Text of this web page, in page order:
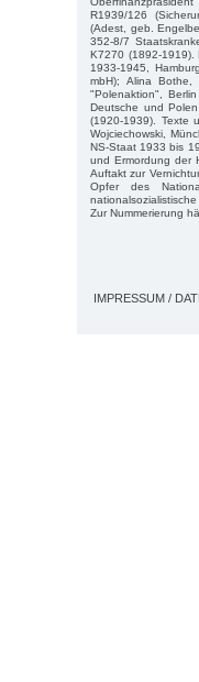
R1939/126
(Adest, geb.
352-8/7
K7270 (1892-1919).
1933-1945,
mbH); Alina Bothe,
"Polenaktion",
Deutsche und
(1920-1939). Texte
Wojciechowski,
NS-Staat 1933 bis
und Ermordung der
Auftakt zur
Opfer des
Zur Nummerierung
IMPRESSUM /